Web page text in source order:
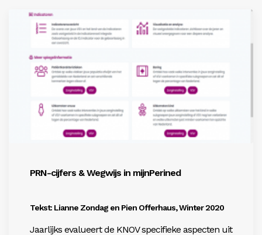
PRN-cijfers & Wegwijs in mijnPerined
Tekst: Lianne Zondag en Pien Offerhaus, Winter 2020
Jaarlijks evalueert de KNOV specifieke aspecten uit